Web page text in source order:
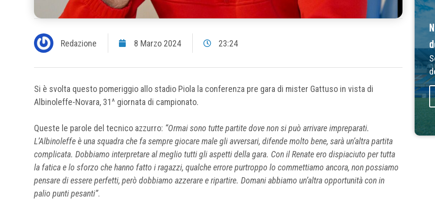
Redazione 8 Marzo 2024 23:24
Si è svolta questo pomeriggio allo stadio Piola la conferenza pre gara di mister Gattuso in vista di
Albinoleffe-Novara, 31^ giornata di campionato.
Queste le parole del tecnico azzurro: “Ormai sono tutte partite dove non si può arrivare impreparati.
L’Albinoleffe è una squadra che fa sempre giocare male gli avversari, difende molto bene, sarà un’altra partita
complicata. Dobbiamo interpretare al meglio tutti gli aspetti della gara. Con il Renate ero dispiaciuto per tutta
la fatica e lo sforzo che hanno fatto i ragazzi, qualche errore purtroppo lo commettiamo ancora, non possiamo
pensare di essere perfetti, però dobbiamo azzerare e ripartire. Domani abbiamo un’altra opportunità con in
palio punti pesanti”.